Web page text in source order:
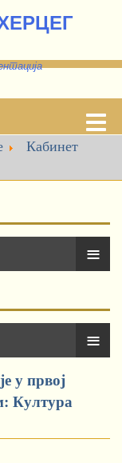
Кабинет
≡
≡
у првој
Култура